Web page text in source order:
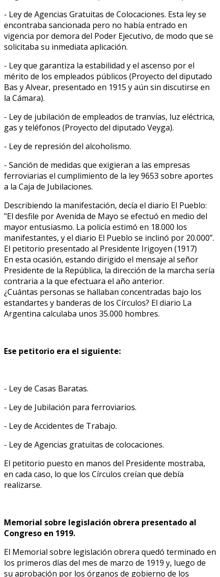
- Ley de Agencias Gratuitas de Colocaciones. Esta ley se
encontraba sancionada pero no había entrado en
vigencia por demora del Poder Ejecutivo, de modo que se
solicitaba su inmediata aplicación.
- Ley que garantiza la estabilidad y el ascenso por el
mérito de los empleados públicos (Proyecto del diputado
Bas y Alvear, presentado en 1915 y aún sin discutirse en
la Cámara).
- Ley de jubilación de empleados de tranvías, luz eléctrica,
gas y teléfonos (Proyecto del diputado Veyga).
- Ley de represión del alcoholismo.
- Sanción de medidas que exigieran a las empresas
ferroviarias el cumplimiento de la ley 9653 sobre aportes
a la Caja de Jubilaciones.
Describiendo la manifestación, decía el diario El Pueblo:
"El desfile por Avenida de Mayo se efectuó en medio del
mayor entusiasmo. La policía estimó en 18.000 los
manifestantes, y el diario El Pueblo se inclinó por 20.000”.
El petitorio presentado al Presidente Irigoyen (1917)
En esta ocasión, estando dirigido el mensaje al señor
Presidente de la República, la dirección de la marcha sería
contraria a la que efectuara el año anterior.
¿Cuántas personas se hallaban concentradas bajo los
estandartes y banderas de los Círculos? El diario La
Argentina calculaba unos 35.000 hombres.
Ese petitorio era el siguiente:
- Ley de Casas Baratas.
- Ley de Jubilación para ferroviarios.
- Ley de Accidentes de Trabajo.
- Ley de Agencias gratuitas de colocaciones.
El petitorio puesto en manos del Presidente mostraba,
en cada caso, lo que los Círculos creían que debía
realizarse.
Memorial sobre legislación obrera presentado al
Congreso en 1919.
El Memorial sobre legislación obrera quedó terminado en
los primeros días del mes de marzo de 1919 y, luego de
su aprobación por los órganos de gobierno de los